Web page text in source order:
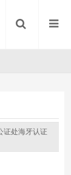
证处海牙认证